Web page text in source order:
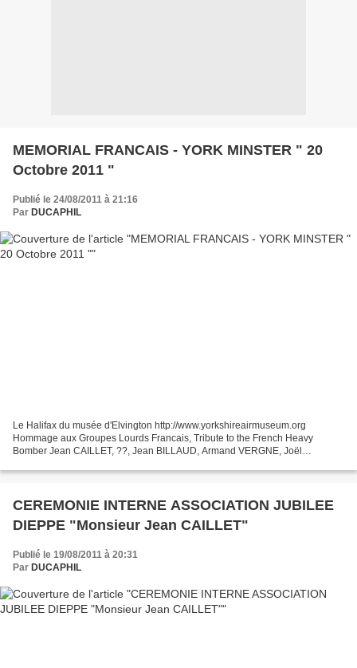
MEMORIAL FRANCAIS - YORK MINSTER " 20
Octobre 2011 "
Publié le 24/08/2011 à 21:16
Par DUCAPHIL
Le Halifax du musée d'Elvington http://www.yorkshireairmuseum.org
Hommage aux Groupes Lourds Francais, Tribute to the French Heavy
Bomber Jean CAILLET, ??, Jean BILLAUD, Armand VERGNE, Joël
Michel...
CEREMONIE INTERNE ASSOCIATION JUBILEE
DIEPPE "Monsieur Jean CAILLET"
Publié le 19/08/2011 à 20:31
Par DUCAPHIL